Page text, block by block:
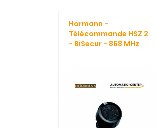
Hormann -
Télécommande HSZ 2
- BiSecur - 868 MHz